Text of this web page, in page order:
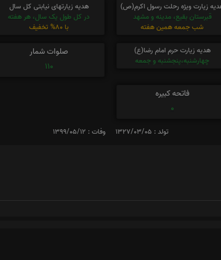
زیارت ویژه رحلت رسول اکرم(ص)
قبرستان بقیع، مدینه و مشهد
شب جمعه همین هفته
هدیه زیارتهای نیابتی کل سال
در کل طول یک سال، هر هفته
با 80% تخفیف
هدیه زیارت حرم امام رضا(ع)
چهارشنبه،پنجشنبه و جمعه
صلوات شمار
110
فاتحه کبیره
0
تولد : 1327/03/05 وفات : 1399/05/12